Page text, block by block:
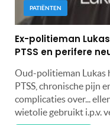
PATIËNTEN
Ex-politieman
PTSS en perifere
Oud-politieman Lukas
PTSS, chronische pijn
complicaties over...
wietolie gebruikt i.p.v.